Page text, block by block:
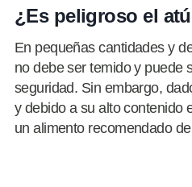
¿Es peligroso el
En pequeñas cantidades y
no debe ser temido y puede
seguridad. Sin embargo,
y debido a su alto contenido
un alimento recomendado